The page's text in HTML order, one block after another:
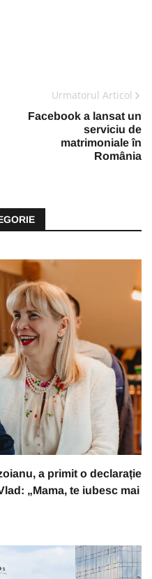
Urmatorul Articol
Facebook a lansat un
serviciu de
matrimoniale în
România
a primit o declarație
„Mama, te iubesc mai